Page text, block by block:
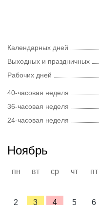
Календарных дней
Выходных и праздничных
Рабочих дней
40-часовая неделя
36-часовая неделя
24-часовая неделя
Ноябрь
пн вт ср чт пт
2
3 4 5 6